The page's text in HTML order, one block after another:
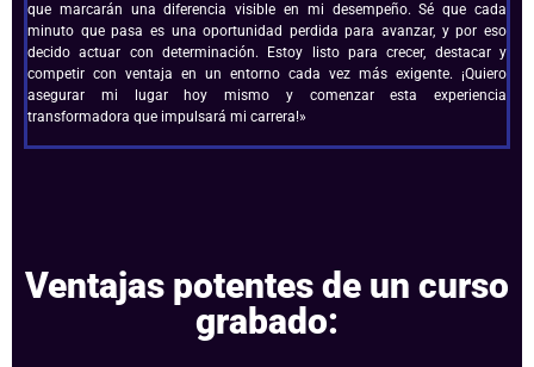
que marcarán una diferencia visible en mi desempeño. Sé que cada
minuto que pasa es una oportunidad perdida para avanzar, y por eso
decido actuar con determinación. Estoy listo para crecer, destacar y
competir con ventaja en un entorno cada vez más exigente. ¡Quiero
asegurar mi lugar hoy mismo y comenzar esta experiencia
transformadora que impulsará mi carrera!»
Ventajas potentes de un curso
grabado: